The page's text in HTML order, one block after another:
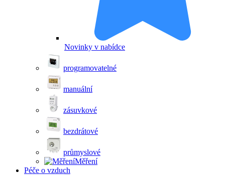
Novinky v nabídce
programovatelné
manuální
zásuvkové
bezdrátové
průmyslové
Měření
Péče o vzduch